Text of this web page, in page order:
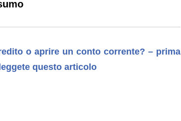
o aprire un conto corrente? – prima
questo articolo